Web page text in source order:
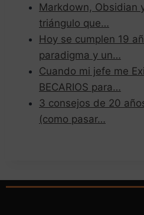
Markdown, Obsidian
triángulo que…
Hoy se cumplen 19
paradigma y un…
Cuando mi jefe me
BECARIOS para…
3 consejos de 20
(como pasar…